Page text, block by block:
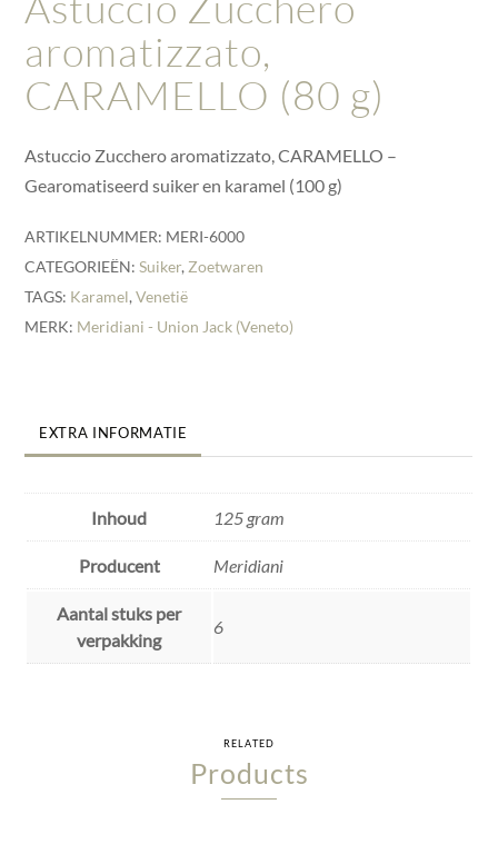
aromatizzato,
CARAMELLO (80 g)
Astuccio Zucchero aromatizzato, CARAMELLO –
Gearomatiseerd suiker en karamel (100 g)
ARTIKELNUMMER: MERI-6000
CATEGORIEËN:Suiker, Zoetwaren
TAGS: Karamel,Venetië
MERK: Meridiani - Union Jack (Veneto)
EXTRA INFORMATIE
Inhoud 125 gram
Producent Meridiani
Aantal stuks per
verpakking
6
RELATED
Products